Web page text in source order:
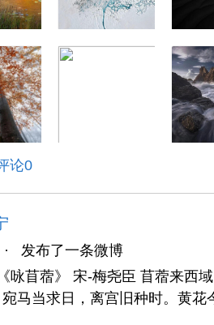
论0
·
发布了一条微博
咏苜蓿》 宋-梅尧臣 苜蓿来西
马当求日，离宫旧种时。黄花